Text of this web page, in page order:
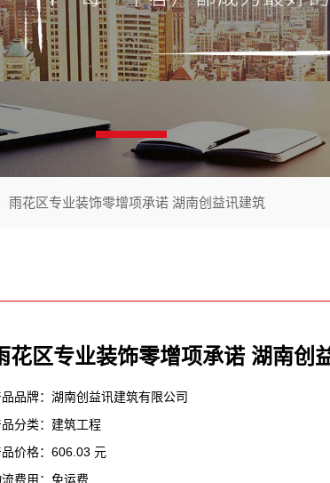
雨花区专业装饰零增项承诺 湖南创益讯建筑
花区专业装饰零增项承诺 湖南创
品品牌：湖南创益讯建筑有限公司
品分类：建筑工程
品价格：606.03 元
费用：免运费